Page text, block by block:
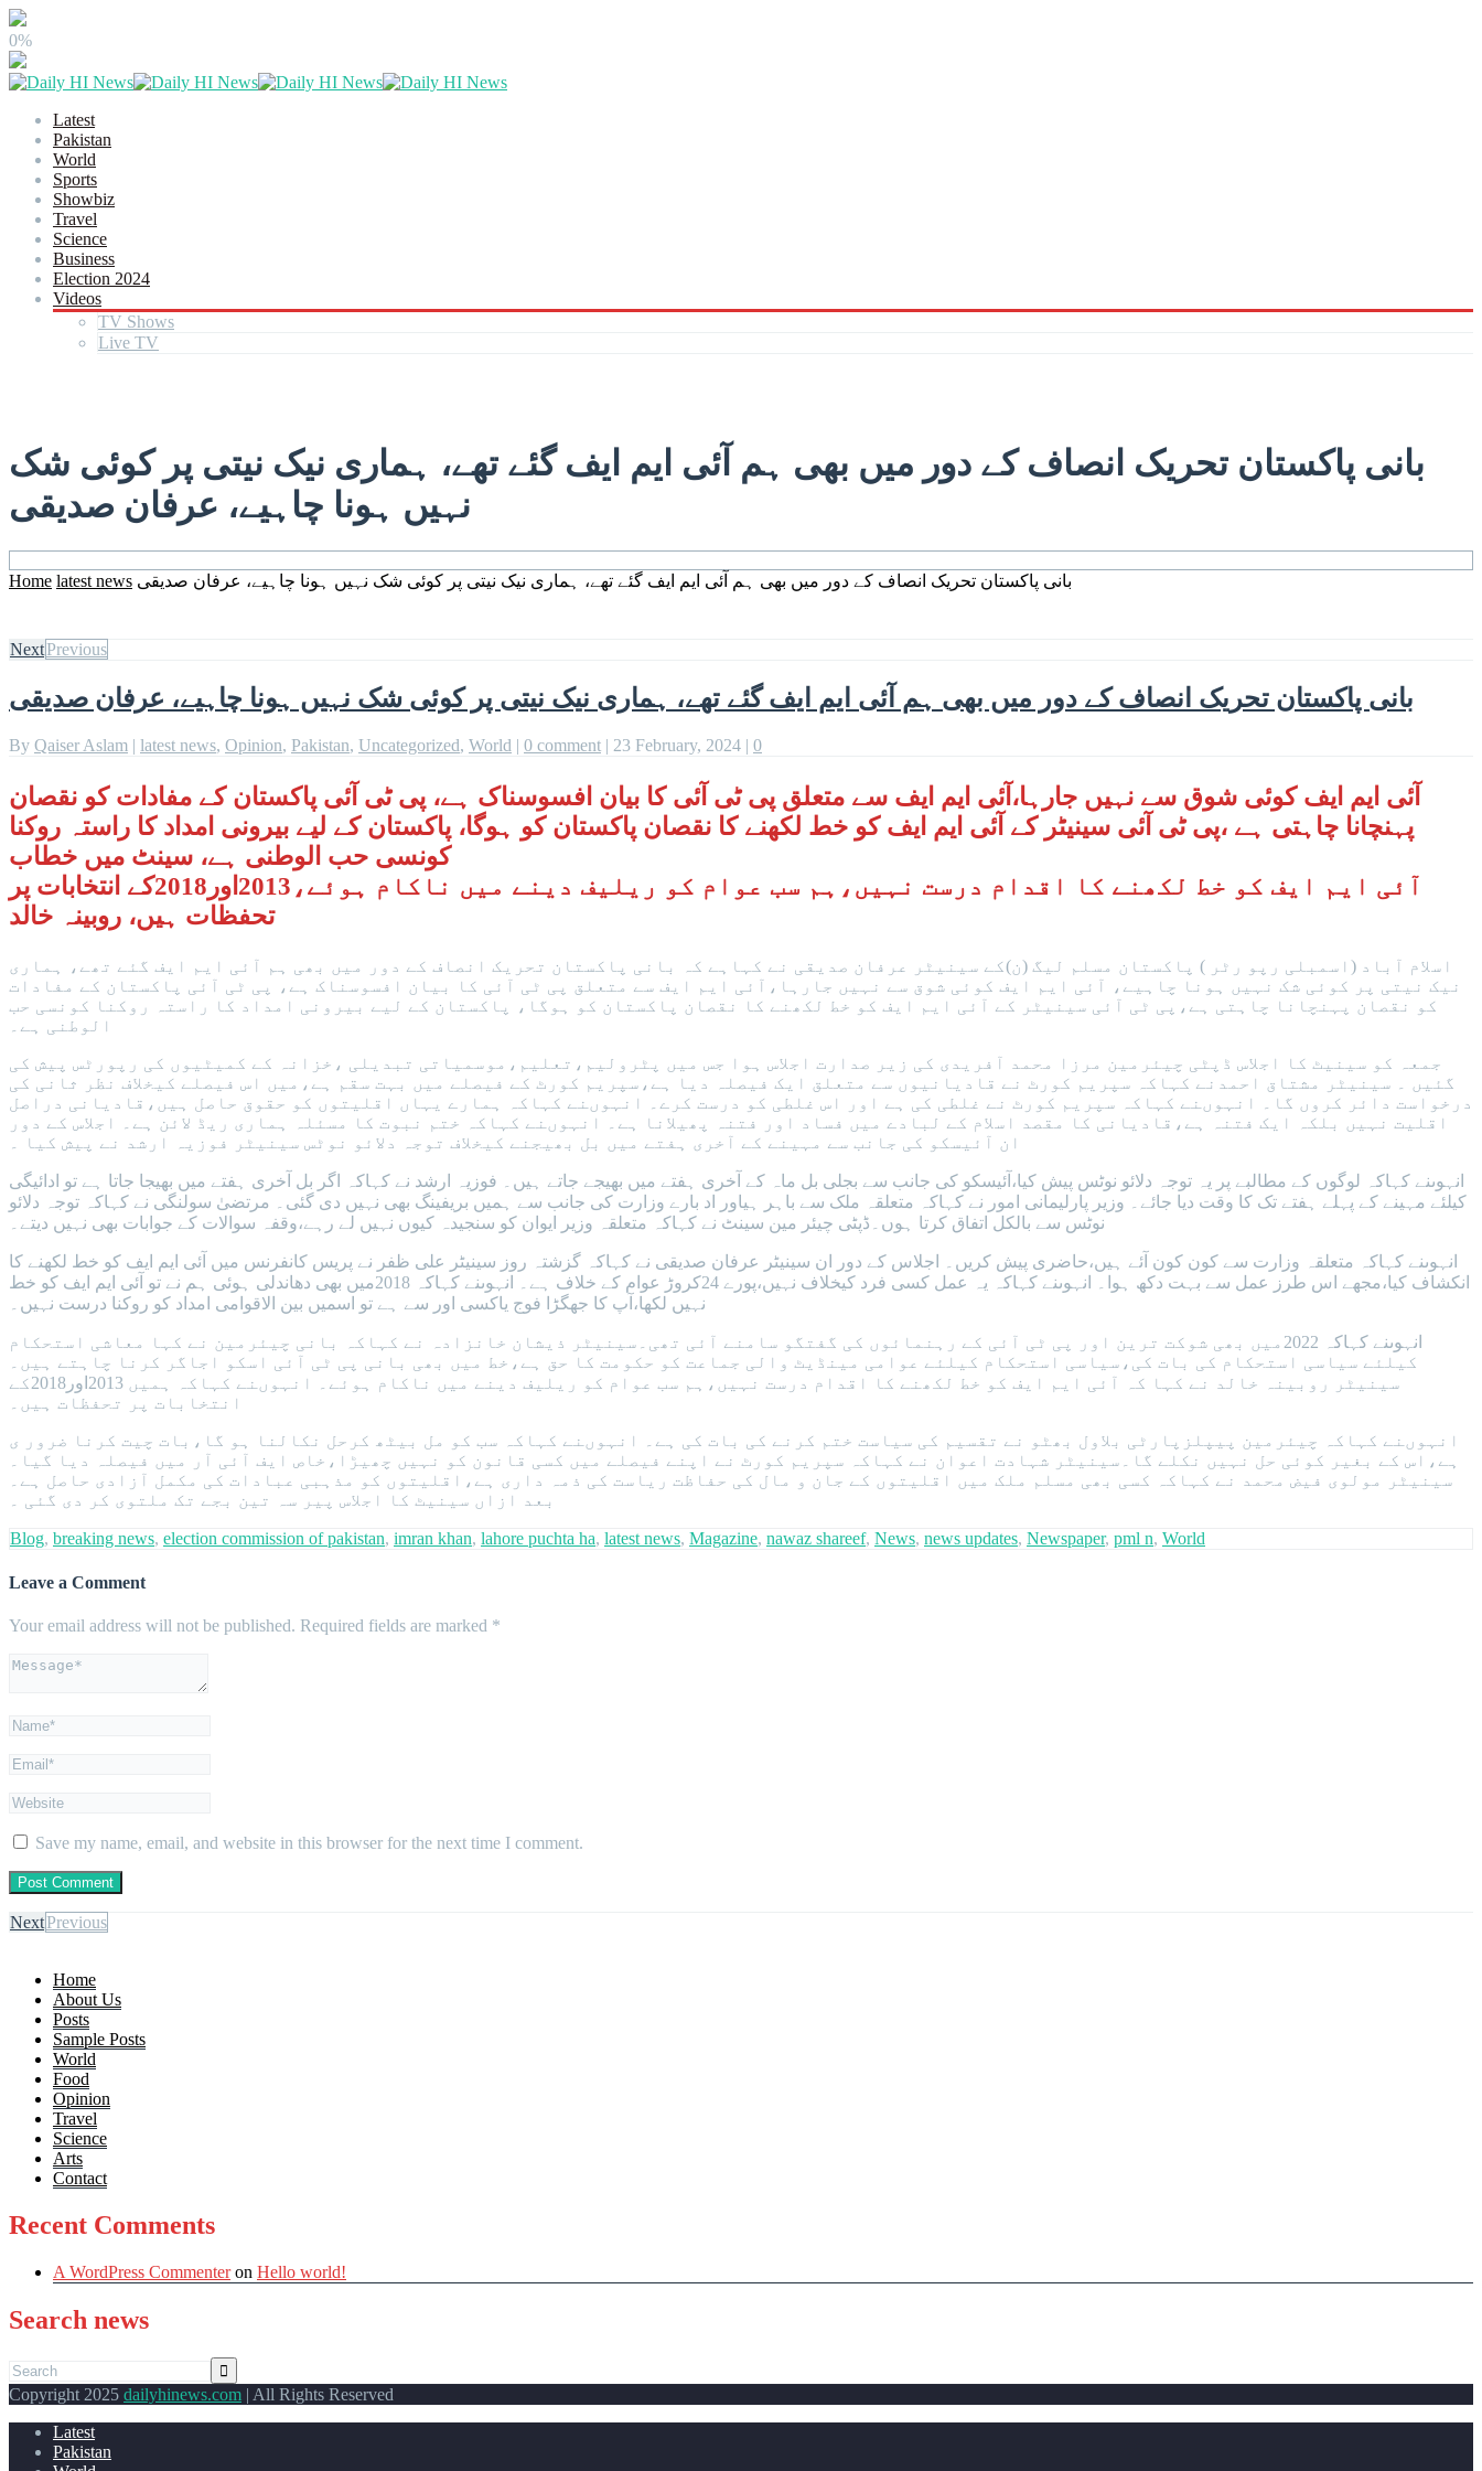
0%
Latest
Pakistan
World
Sports
Showbiz
Travel
Science
Business
Election 2024
Videos
TV Shows
Live TV
بانی پاکستان تحریک انصاف کے دور میں بھی ہم آئی ایم ایف گئے تھے، ہماری نیک نیتی پر کوئی شک
نہیں ہونا چاہیے، عرفان صدیقی
Home latest news بانی پاکستان تحریک انصاف کے دور میں بھی ہم آئی ایم ایف گئے تھے، ہماری نیک نیتی پر کوئی شک نہیں ہونا چاہیے، عرفان صدیقی
NextPrevious
بانی پاکستان تحریک انصاف کے دور میں بھی ہم آئی ایم ایف گئے تھے، ہماری نیک نیتی پر کوئی شک نہیں ہونا چاہیے، عرفان صدیقی
By Qaiser Aslam | latest news, Opinion, Pakistan, Uncategorized, World | 0 comment | 23 February, 2024 | 0
آئی ایم ایف کوئی شوق سے نہیں جارہا،آئی ایم ایف سے متعلق پی ٹی آئی کا بیان افسوسناک ہے، پی ٹی آئی پاکستان کے مفادات کو نقصان
پہنچانا چاہتی ہے ،پی ٹی آئی سینیٹر کے آئی ایم ایف کو خط لکھنے کا نقصان پاکستان کو ہوگا، پاکستان کے لیے بیرونی امداد کا راستہ روکنا
کونسی حب الوطنی ہے، سینٹ میں خطاب
آئی ایم ایف کو خط لکھنے کا اقدام درست نہیں،ہم سب عوام کو ریلیف دینے میں ناکام ہوئے،2013اور2018کے انتخابات پر
تحفظات ہیں، روبینہ خالد
اسلام آباد (اسمبلی رپو رٹر ) پاکستان مسلم لیگ (ن)کے سینیٹر عرفان صدیقی نے کہاہے کہ بانی پاکستان تحریک انصاف کے دور میں بھی ہم آئی ایم ایف گئے تھے، ہماری
نیک نیتی پر کوئی شک نہیں ہونا چاہیے، آئی ایم ایف کوئی شوق سے نہیں جارہا،آئی ایم ایف سے متعلق پی ٹی آئی کا بیان افسوسناک ہے، پی ٹی آئی پاکستان کے مفادات
کو نقصان پہنچانا چاہتی ہے،پی ٹی آئی سینیٹر کے آئی ایم ایف کو خط لکھنے کا نقصان پاکستان کو ہوگا، پاکستان کے لیے بیرونی امداد کا راستہ روکنا کونسی حب
الوطنی ہے۔
جمعہ کو سینیٹ کا اجلاس ڈپٹی چیئرمین مرزا محمد آفریدی کی زیر صدارت اجلاس ہوا جس میں پٹرولیم،تعلیم،موسمیاتی تبدیلی ،خزانہ کے کمیٹیوں کی رپورٹس پیش کی
گئیں ۔ سینیٹر مشتاق احمدنے کہاکہ سپریم کورٹ نے قادیانیوں سے متعلق ایک فیصلہ دیا ہے،سپریم کورٹ کے فیصلے میں بہت سقم ہے،میں اس فیصلے کیخلاف نظر ثانی کی
درخواست دائر کروں گا۔ انہوںنے کہاکہ سپریم کورٹ نے غلطی کی ہے اور اس غلطی کو درست کرے۔ انہوںنے کہاکہ ہمارے یہاں اقلیتوں کو حقوق حاصل ہیں،قادیانی دراصل
اقلیت نہیں بلکہ ایک فتنہ ہے،قادیانی کا مقصد اسلام کے لبادے میں فساد اور فتنہ پھیلانا ہے۔ انہوںنے کہاکہ ختم نبوت کا مسئلہ ہماری ریڈ لائن ہے۔ اجلاس کے دور
ان آئیسکو کی جانب سے مہینے کے آخری ہفتے میں بل بھیجنے کیخلاف توجہ دلائو نوٹس سینیٹر فوزیہ ارشد نے پیش کیا ۔
انہوںنے کہاکہ لوگوں کے مطالبے پر یہ توجہ دلائو نوٹس پیش کیا،آئیسکو کی جانب سے بجلی بل ماہ کے آخری ہفتے میں بھیجے جاتے ہیں۔ فوزیہ ارشد نے کہاکہ اگر بل آخری ہفتے میں بھیجا جاتا ہے تو ادائیگی
کیلئے مہینے کے پہلے ہفتے تک کا وقت دیا جائے۔ وزیر پارلیمانی امور نے کہاکہ متعلقہ ملک سے باہر ہیاور اد بارے وزارت کی جانب سے ہمیں بریفینگ بھی نہیں دی گئی۔ مرتضیٰ سولنگی نے کہاکہ توجہ دلائو
نوٹس سے بالکل اتفاق کرتا ہوں۔ڈپٹی چیئر مین سینٹ نے کہاکہ متعلقہ وزیر ایوان کو سنجیدہ کیوں نہیں لے رہے،وقفہ سوالات کے جوابات بھی نہیں دیتے۔
انہوںنے کہاکہ متعلقہ وزارت سے کون کون آئے ہیں،حاضری پیش کریں۔ اجلاس کے دور ان سینیٹر عرفان صدیقی نے کہاکہ گزشتہ روز سینیٹر علی ظفر نے پریس کانفرنس میں آئی ایم ایف کو خط لکھنے کا
انکشاف کیا،مجھے اس طرز عمل سے بہت دکھ ہوا۔ انہوںنے کہاکہ یہ عمل کسی فرد کیخلاف نہیں،پورے 24کروڑ عوام کے خلاف ہے۔ انہوںنے کہاکہ 2018میں بھی دھاندلی ہوئی ہم نے تو آئی ایم ایف کو خط
نہیں لکھا،آپ کا جھگڑا فوج یاکسی اور سے ہے تو اسمیں بین الاقوامی امداد کو روکنا درست نہیں۔
انہوںنے کہاکہ 2022میں بھی شوکت ترین اور پی ٹی آئی کے رہنمائوں کی گفتگو سامنے آئی تھی۔سینیٹر ذیشان خانزادہ نے کہاکہ بانی چیئرمین نے کہا معاشی استحکام
کیلئے سیاسی استحکام کی بات کی،سیاسی استحکام کیلئے عوامی مینڈیٹ والی جماعت کو حکومت کا حق ہے،خط میں بھی بانی پی ٹی آئی اسکو اجاگر کرنا چاہتے ہیں۔
سینیٹر روبینہ خالد نے کہا کہ آئی ایم ایف کو خط لکھنے کا اقدام درست نہیں،ہم سب عوام کو ریلیف دینے میں ناکام ہوئے۔ انہوںنے کہاکہ ہمیں 2013اور2018کے
انتخابات پر تحفظات ہیں۔
انہوںنے کہاکہ چیئرمین پیپلزپارٹی بلاول بھٹو نے تقسیم کی سیاست ختم کرنے کی بات کی ہے۔ انہوںنے کہاکہ سب کو مل بیٹھ کرحل نکالنا ہو گا،بات چیت کرنا ضرور ی
ہے،اس کے بغیر کوئی حل نہیں نکلے گا۔سینیٹر شہادت اعوان نے کہاکہ سپریم کورٹ نے اپنے فیصلے میں کسی قانون کو نہیں چھیڑا،خاص ایف آئی آر میں فیصلہ دیا گیا۔
سینیٹر مولوی فیض محمد نے کہاکہ کسی بھی مسلم ملک میں اقلیتوں کے جان و مال کی حفاظت ریاست کی ذمہ داری ہے،اقلیتوں کو مذہبی عبادات کی مکمل آزادی حاصل ہے۔
بعد ازاں سینیٹ کا اجلاس پیر سہ تین بجے تک ملتوی کر دی گئی ۔
Blog, breaking news, election commission of pakistan, imran khan, lahore puchta ha, latest news, Magazine, nawaz shareef, News, news updates, Newspaper, pml n, World
Leave a Comment
Your email address will not be published. Required fields are marked *
Save my name, email, and website in this browser for the next time I comment.
NextPrevious
Home
About Us
Posts
Sample Posts
World
Food
Opinion
Travel
Science
Arts
Contact
Recent Comments
A WordPress Commenteron Hello world!
Search news
Copyright 2025 dailyhinews.com | All Rights Reserved
Latest
Pakistan